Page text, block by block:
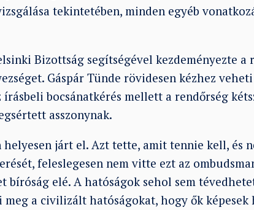
tekintetében, minden egyéb
Bizottság segítségével kezdeményezte a
Gáspár Tünde rövidesen kézhez
írásbeli bocsánatkérés mellett a rendőrség
asszonynak.
helyesen járt el. Azt tette, amit tennie kell, és
feleslegesen nem vitte ezt az
elé. A hatóságok sehol sem
meg a civilizált hatóságokat, hogy ők